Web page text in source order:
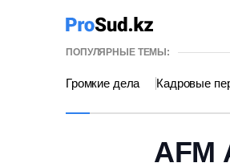
ПОПУЛЯРНЫЕ ТЕМЫ:
Громкие дела Кадровые
AFM